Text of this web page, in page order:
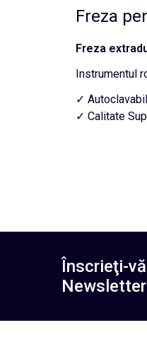
Freza
Freza
Instrumentul
✓
✓ Calitate
Înscrieţi-
Newsletter